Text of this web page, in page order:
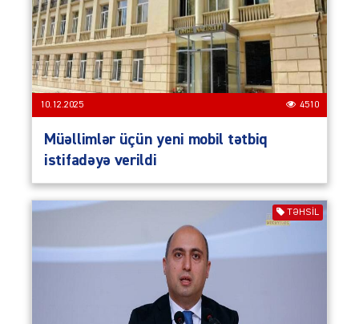
10.12.2025 4510
Müəllimlər üçün yeni mobil tətbiq
istifadəyə verildi
TƏHSIL